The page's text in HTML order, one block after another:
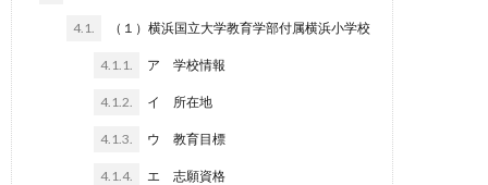
4.1. （１）横浜国立大学教育学部付属横浜小学校
4.1.1. ア 学校情報
4.1.2. イ 所在地
4.1.3. ウ 教育目標
4.1.4. エ 志願資格